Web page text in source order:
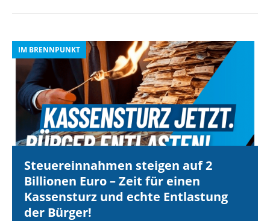
IM BRENNPUNKT
Steuereinnahmen steigen auf 2
Billionen Euro – Zeit für einen
Kassensturz und echte Entlastung
der Bürger!